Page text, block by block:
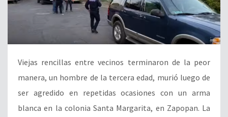
Viejas rencillas entre vecinos terminaron de la peor
manera, un hombre de la tercera edad, murió luego de
ser agredido en repetidas ocasiones con un arma
blanca en la colonia Santa Margarita, en Zapopan. La